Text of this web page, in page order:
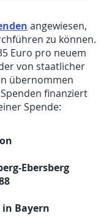
angewiesen,
zu können.
Euro pro neuem
von staatlicher
übernommen
finanziert
Spende:
Ebersberg
Bayern